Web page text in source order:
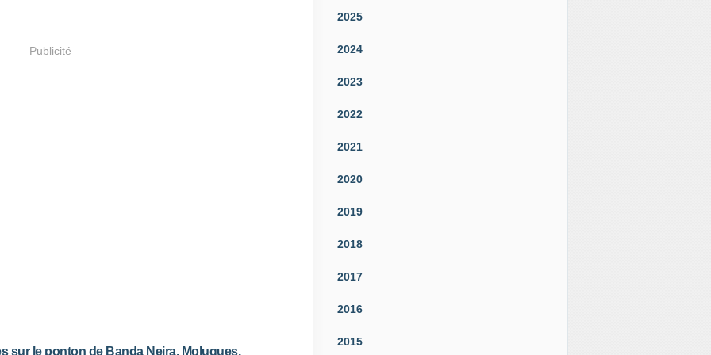
Publicité
sur le ponton de Banda Neira, Moluques,
2025
2024
2023
2022
2021
2020
2019
2018
2017
2016
2015